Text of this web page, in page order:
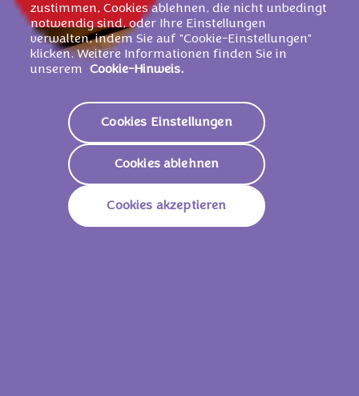
zustimmen, Cookies ablehnen, die nicht unbedingt
notwendig sind, oder Ihre Einstellungen
verwalten, indem Sie auf "Cookie-Einstellungen"
klicken. Weitere Informationen finden Sie in
unserem
Cookie-Hinweis.
Cookies Einstellungen
Cookies ablehnen
Cookies akzeptieren